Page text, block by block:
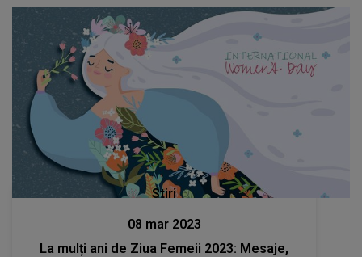
Stiri
08 mar 2023
La mulți ani de Ziua Femeii 2023: Mesaje,